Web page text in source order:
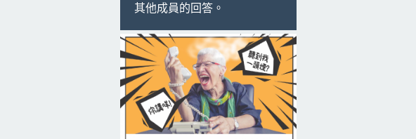
其他成員的回答。